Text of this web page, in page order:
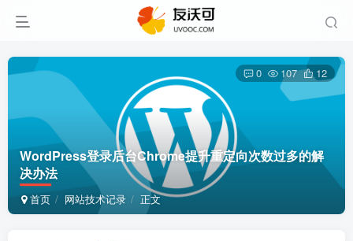
WordPress登录后台Chrome提升重定向次数过多的解
决办法
首页 网站技术记录 正文
0 107 12